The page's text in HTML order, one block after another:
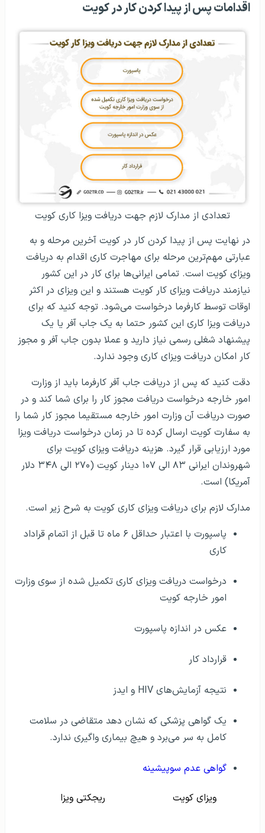
اقدامات پس از پیدا کردن کار در کویت
تعدادی از مدارک لازم جهت دریافت ویزا کاری کویت
در نهایت پس از پیدا کردن کار در کویت آخرین مرحله و به
عبارتی مهم‌ترین مرحله برای مهاجرت کاری اقدام به دریافت
ویزای کویت است. تمامی ایرانی‌ها برای کار در این کشور
نیازمند دریافت ویزای کار کویت هستند و این ویزای در اکثر
اوقات توسط کارفرما درخواست می‌شود. توجه کنید که برای
دریافت ویزا کاری این کشور حتما به یک جاب آفر یا یک
پیشنهاد شغلی رسمی نیاز دارید و عملا بدون جاب آفر و مجوز
کار امکان دریافت ویزای کاری وجود ندارد.
دقت کنید که پس از دریافت جاب آفر کارفرما باید از وزارت
امور خارجه درخواست دریافت مجوز کار را برای شما کند و در
صورت دریافت آن وزارت امور خارجه مستقیما مجوز کار شما را
به سفارت کویت ارسال کرده تا در زمان درخواست دریافت ویزا
مورد ارزیابی قرار گیرد. هزینه دریافت ویزای کویت برای
شهروندان ایرانی ۸۳ الی ۱۰۷ دینار کویت (۲۷۰ الی ۳۴۸ دلار
آمریکا) است.
مدارک لازم برای دریافت ویزای کاری کویت به شرح زیر است.
پاسپورت با اعتبار حداقل ۶ ماه تا قبل از اتمام قراداد
کاری
درخواست دریافت ویزای کاری تکمیل شده از سوی وزارت
امور خارجه کویت
عکس در اندازه پاسپورت
قرارداد کار
نتیجه آزمایش‌های HIV و ایدز
یک گواهی پزشکی که نشان دهد متقاضی در سلامت
کامل به سر می‌برد و هیچ بیماری واگیری ندارد.
گواهی عدم سوپیشینه
ویزای کویت ریجکتی ویزا